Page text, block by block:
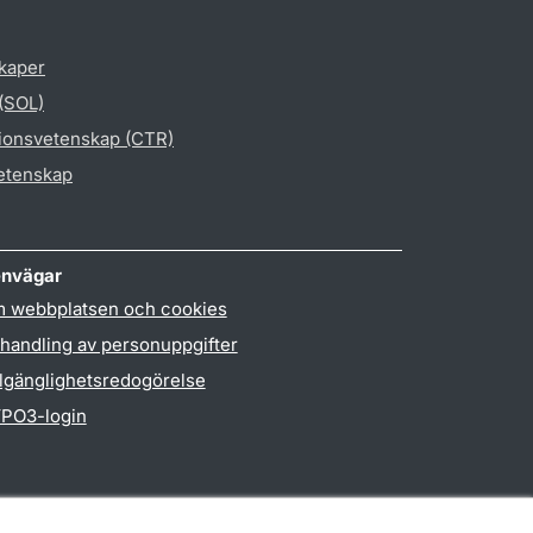
(CTR)
webbplatsen och cookies
av personuppgifter
login